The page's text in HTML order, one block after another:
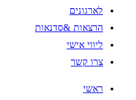
לארגונים
הרצאות &סדנאות
ליווי אישי
צרו קשר
ראשי